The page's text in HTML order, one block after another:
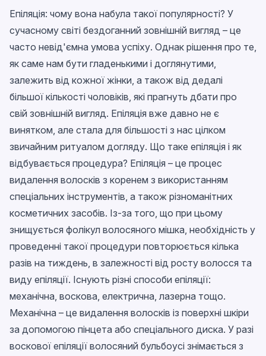
Епіляція: чому вона набула такої популярності? У
сучасному світі бездоганний зовнішній вигляд – це
часто невід'ємна умова успіху. Однак рішення про те,
як саме нам бути гладенькими і доглянутими,
залежить від кожної жінки, а також від дедалі
більшої кількості чоловіків, які прагнуть дбати про
свій зовнішній вигляд. Епіляція вже давно не є
винятком, але стала для більшості з нас цілком
звичайним ритуалом догляду. Що таке епіляція і як
відбувається процедура? Епіляція – це процес
видалення волосків з коренем з використанням
спеціальних інструментів, а також різноманітних
косметичних засобів. Із-за того, що при цьому
знищується фолікул волосяного мішка, необхідність у
проведенні такої процедури повторюється кілька
разів на тиждень, в залежності від росту волосся та
виду епіляції. Існують різні способи епіляції:
механічна, воскова, електрична, лазерна тощо.
Механічна – це видалення волосків із поверхні шкіри
за допомогою пінцета або спеціального диска. У разі
воскової епіляції волосяний бульбоусі знімається з